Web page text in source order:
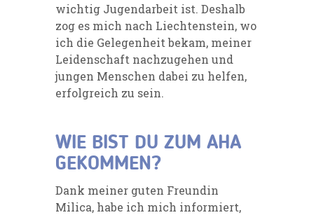
wichtig Jugendarbeit ist. Deshalb
zog es mich nach Liechtenstein, wo
ich die Gelegenheit bekam, meiner
Leidenschaft nachzugehen und
jungen Menschen dabei zu helfen,
erfolgreich zu sein.
WIE BIST DU ZUM AHA
GEKOMMEN?
Dank meiner guten Freundin
Milica, habe ich mich informiert,